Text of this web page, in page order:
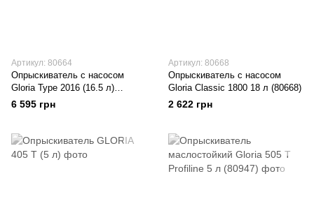
Артикул: 80664
Опрыскиватель с насосом
Gloria Type 2016 (16.5 л)
(80664)
6 595 грн
Артикул: 80668
Опрыскиватель с насосом
Gloria Classic 1800 18 л (80668)
2 622 грн